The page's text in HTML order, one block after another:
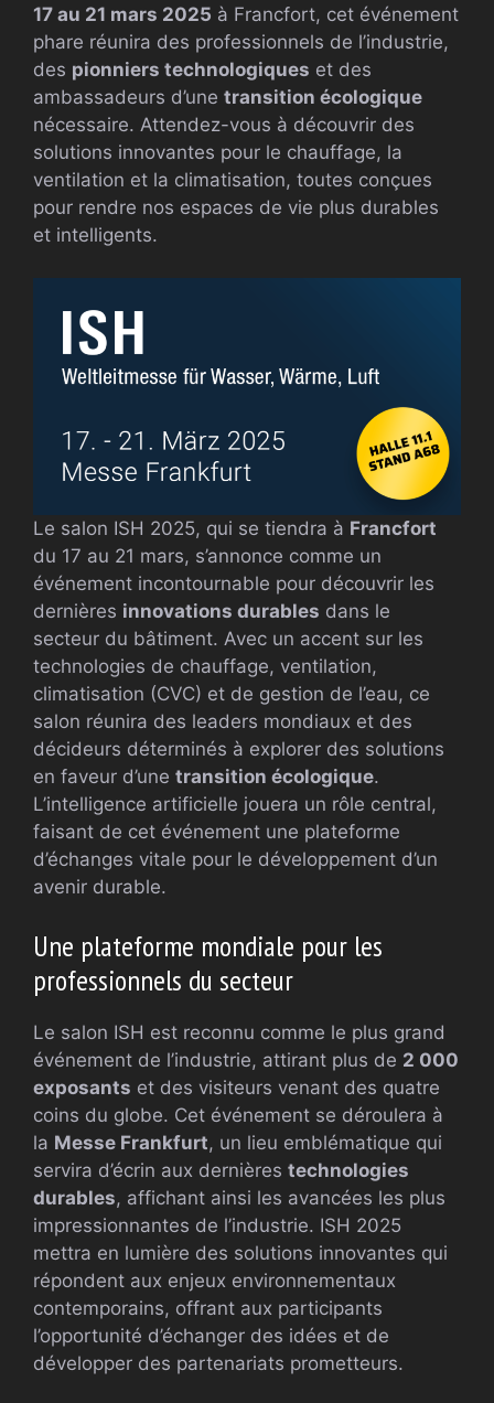
17 au 21 mars 2025 à Francfort, cet événement
phare réunira des professionnels de l’industrie,
des pionniers technologiques et des
ambassadeurs d’une transition écologique
nécessaire. Attendez-vous à découvrir des
solutions innovantes pour le chauffage, la
ventilation et la climatisation, toutes conçues
pour rendre nos espaces de vie plus durables
et intelligents.
Le salon ISH 2025, qui se tiendra à Francfort
du 17 au 21 mars, s’annonce comme un
événement incontournable pour découvrir les
dernières innovations durables dans le
secteur du bâtiment. Avec un accent sur les
technologies de chauffage, ventilation,
climatisation (CVC) et de gestion de l’eau, ce
salon réunira des leaders mondiaux et des
décideurs déterminés à explorer des solutions
en faveur d’une transition écologique.
L’intelligence artificielle jouera un rôle central,
faisant de cet événement une plateforme
d’échanges vitale pour le développement d’un
avenir durable.
Une plateforme mondiale pour les
professionnels du secteur
Le salon ISH est reconnu comme le plus grand
événement de l’industrie, attirant plus de 2 000
exposants et des visiteurs venant des quatre
coins du globe. Cet événement se déroulera à
la Messe Frankfurt, un lieu emblématique qui
servira d’écrin aux dernières technologies
durables, affichant ainsi les avancées les plus
impressionnantes de l’industrie. ISH 2025
mettra en lumière des solutions innovantes qui
répondent aux enjeux environnementaux
contemporains, offrant aux participants
l’opportunité d’échanger des idées et de
développer des partenariats prometteurs.